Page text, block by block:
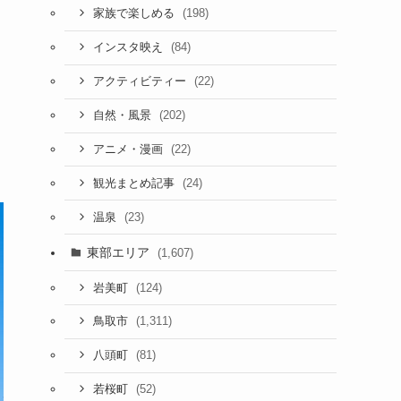
家族で楽しめる (198)
インスタ映え (84)
アクティビティー (22)
自然・風景 (202)
アニメ・漫画 (22)
観光まとめ記事 (24)
温泉 (23)
東部エリア (1,607)
岩美町 (124)
鳥取市 (1,311)
八頭町 (81)
若桜町 (52)